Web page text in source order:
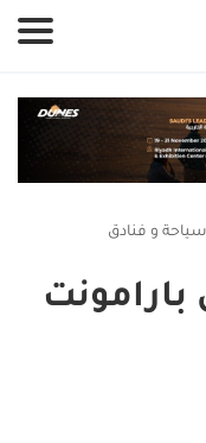
سياحة و فنادق
بارامونت
إدارة ملفات تعريف الارتباط